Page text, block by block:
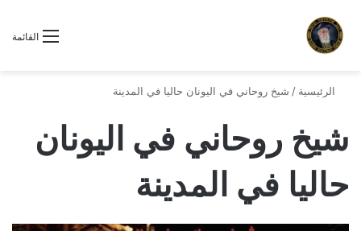
القائمة
الرئيسية / شيخ روحاني في اليونان حاليا في المدينة
شيخ روحاني في اليونان
حاليا في المدينة